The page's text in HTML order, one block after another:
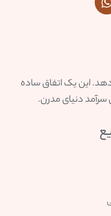
این یک اتفاق ساده
دنیای مدرن.